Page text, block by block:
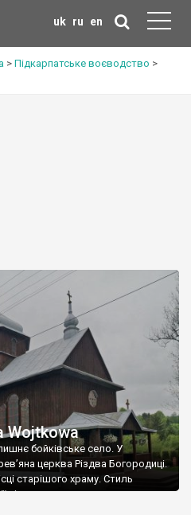
uk ru en
> Підкарпатське воєводство >
Wojtkowa
бойківське село. У
церква Різдва Богородиці.
старішого храму. Стиль
відносять до так званого,